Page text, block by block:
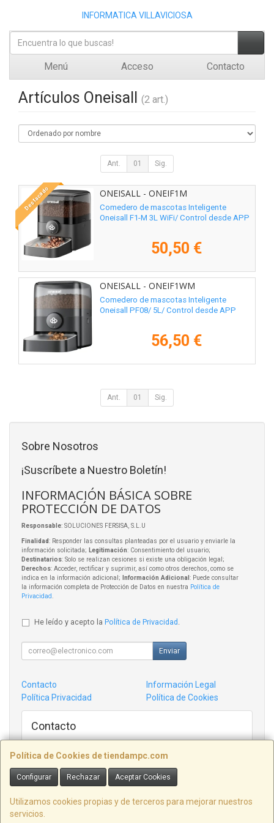
INFORMATICA VILLAVICIOSA
Menú Acceso Contacto
Artículos Oneisall (2 art.)
Ant. 01 Sig.
Destacado ONEISALL - ONEIF1M
Comedero de mascotas Inteligente
Oneisall F1-M 3L WiFi/ Control desde APP
50,50 €
ONEISALL - ONEIF1WM
Comedero de mascotas Inteligente
Oneisall PF08/ 5L/ Control desde APP
56,50 €
Ant. 01 Sig.
Política de Cookies de tiendampc.com
Configurar Rechazar Aceptar Cookies
Utilizamos cookies propias y de terceros para mejorar nuestros
servicios.
Sobre Nosotros
¡Suscríbete a Nuestro Boletín!
INFORMACIÓN BÁSICA SOBRE
PROTECCIÓN DE DATOS
Responsable: SOLUCIONES FERSISA, S.L.U
Finalidad: Responder las consultas planteadas por el usuario y enviarle la
información solicitada; Legitimación: Consentimiento del usuario;
Destinatarios: Solo se realizan cesiones si existe una obligación legal;
Derechos: Acceder, rectificar y suprimir, así como otros derechos, como se
indica en la información adicional;
Información Adicional : Puede consultar
la información completa de Protección de Datos en nuestra Política de
Privacidad
He leído y acepto la Política de Privacidad .
Enviar
Contacto
Información Legal
Política Privacidad
Política de Cookies
Contacto
admin@tiendampc.com
Informatica Villaviciosa C/ Victor garcia de la concha 14 Bajo, ASTURIAS,
España. - C.I.F.: B74370032 -
Tfno: 98484618